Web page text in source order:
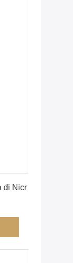
di Nicr